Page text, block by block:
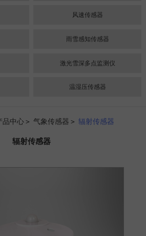
风速传感器
雨雪感知传感器
激光雪深多点监测仪
温湿压传感器
品中心＞ 气象传感器 ＞ 辐射传感器
辐射传感器